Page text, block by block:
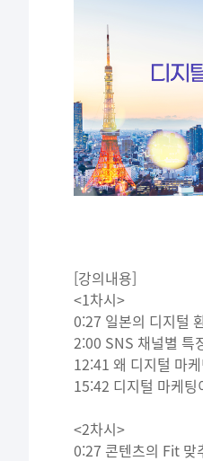
[강의내용]
<1차시>
0:27 일본의 디지털
2:00 SNS 채널별 특
12:41 왜 디지털 마
15:42 디지털 마케팅
<2차시>
0:27 콘텐츠의 Fit 맞